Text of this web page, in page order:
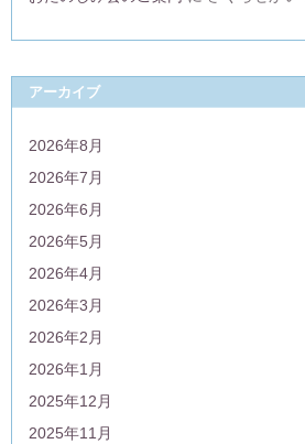
アーカイブ
2026年8月
2026年7月
2026年6月
2026年5月
2026年4月
2026年3月
2026年2月
2026年1月
2025年12月
2025年11月